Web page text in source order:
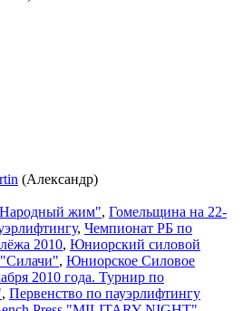
(Александр)
жим", Гомельщина на 22-
, Чемпионат РБ по
2010, Юниорский силовой
, Юниорское Силовое
2010 года. Турнир по
, Первенство по пауэрлифтингу